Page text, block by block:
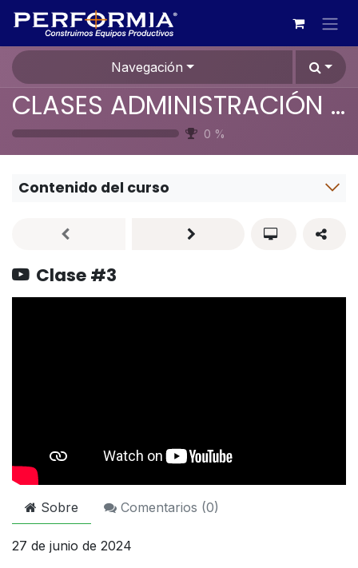
Ir al contenido
Navegación
CLASES ADMINISTRACIÓN EFECTIVA POR INDICADORES DE GESTIÓN - JUNIO/JULIO -
0 %
Contenido del curso
Clase #3
Sobre Comentarios (0)
27 de junio de 2024